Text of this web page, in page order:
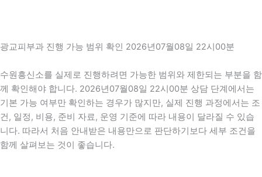
광교피부과 진행 가능 범위 확인 2026년07월08일 22시00분
수원흥신소를 실제로 진행하려면 가능한 범위와 제한되는 부분을 함
께 확인해야 합니다. 2026년07월08일 22시00분 상담 단계에서는
기본 가능 여부만 확인하는 경우가 많지만, 실제 진행 과정에서는 조
건, 일정, 비용, 준비 자료, 운영 기준에 따라 내용이 달라질 수 있습
니다. 따라서 처음 안내받은 내용만으로 판단하기보다 세부 조건을
함께 살펴보는 것이 좋습니다.